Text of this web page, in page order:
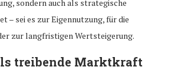
sondern auch als strategische
– sei es zur Eigennutzung, für die
zur langfristigen Wertsteigerung.
treibende Marktkraft